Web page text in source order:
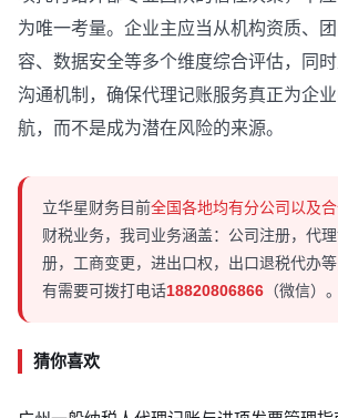
为唯一考量。企业主应当从机构资质、
容、数据安全等多个维度综合评估，同
沟通机制，确保代理记账服务真正为企
航，而不是成为潜在风险的来源。
立华星财务目前全国各地均有分公司以及
财税业务，我司业务涵盖：公司注册，代
册，工商变更，进出口权，出口退税代办
有需要可拨打电话18820806866 （微信）。
猜你喜欢